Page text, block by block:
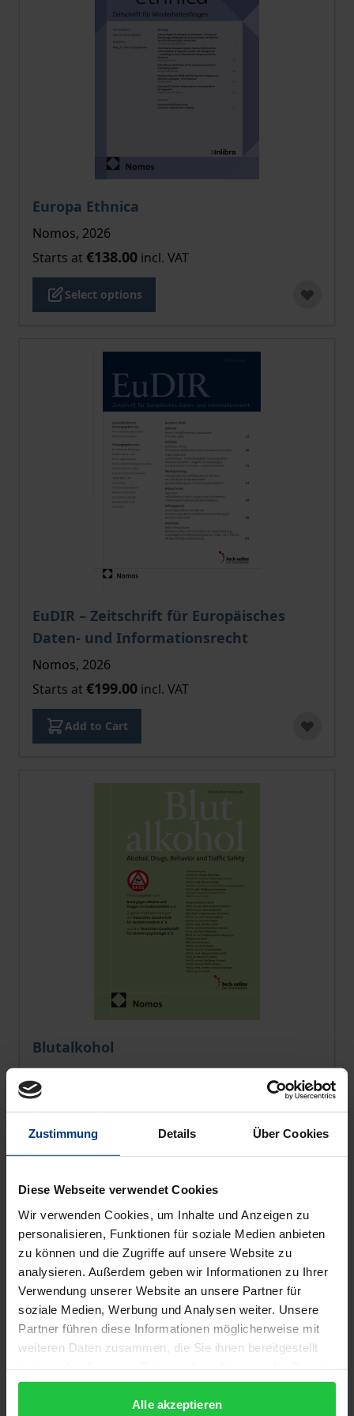
Zustimmung Details Über Cookies
Diese Webseite verwendet Cookies
Wir verwenden Cookies, um Inhalte und Anzeigen zu
personalisieren, Funktionen für soziale Medien anbieten
zu können und die Zugriffe auf unsere Website zu
analysieren. Außerdem geben wir Informationen zu Ihrer
Verwendung unserer Website an unsere Partner für
soziale Medien, Werbung und Analysen weiter. Unsere
Partner führen diese Informationen möglicherweise mit
weiteren Daten zusammen, die Sie ihnen bereitgestellt
gesammelt haben.
Alle akzeptieren
Europa Ethnica
The price depends on the options chosen on the
Nomos, 2026
Starts at €138.00 incl. VAT
Select options
EuDIR – Zeitschrift für Europäisches
Daten- und Informationsrecht
The price depends on the options chosen on the
Nomos, 2026
Starts at €199.00 incl. VAT
Add to Cart
Blutalkohol
The price depends on the options chosen on the
Nomos, 2026
Starts at
Add to Cart